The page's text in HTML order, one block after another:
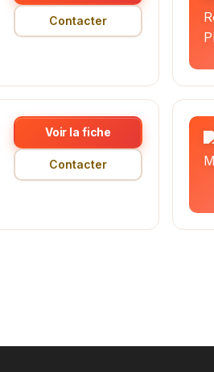
Contacter
Voir la fiche
Contacter